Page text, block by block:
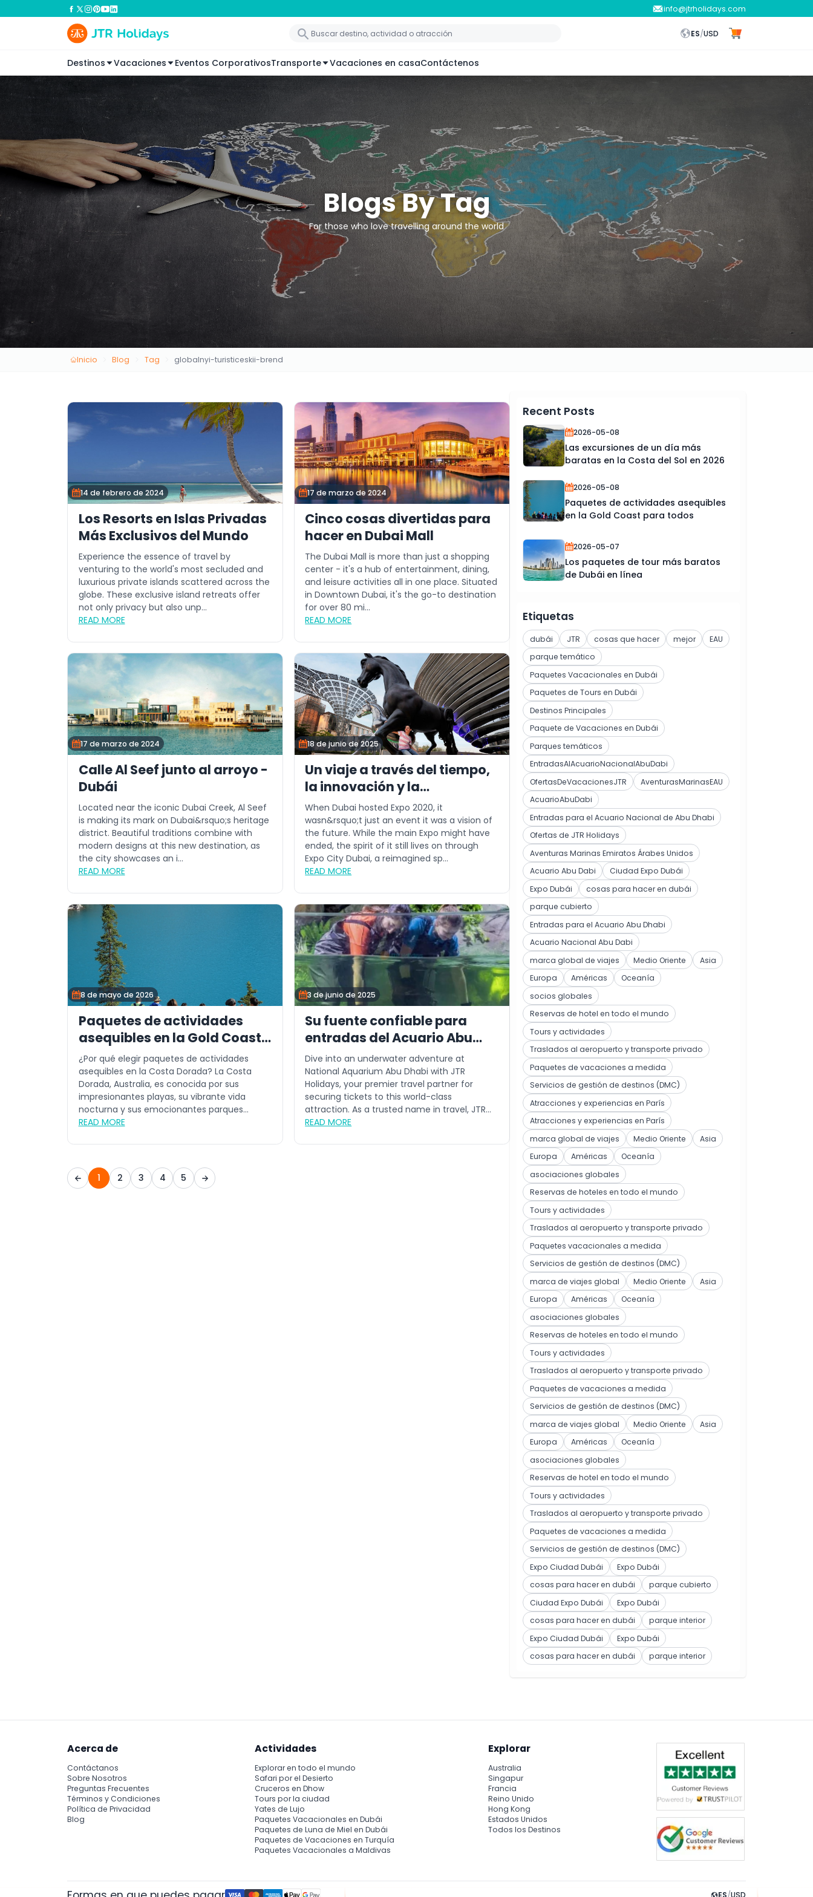
info@jtrholidays.com
ES/USD
Destinos Vacaciones Eventos CorporativosTransporte Vacaciones en casaContáctenos
Blogs By Tag
For those who love travelling around the world
Inicio Blog Tag globalnyi-turisticeskii-brend
14 de febrero de 2024
Los Resorts en Islas Privadas
Más Exclusivos del Mundo
Experience the essence of travel by
venturing to the world's most secluded and
luxurious private islands scattered across the
globe. These exclusive island retreats offer
not only privacy but also unp...
READ MORE
17 de marzo de 2024
Cinco cosas divertidas para
hacer en Dubai Mall
The Dubai Mall is more than just a shopping
center - it's a hub of entertainment, dining,
and leisure activities all in one place. Situated
in Downtown Dubai, it's the go-to destination
for over 80 mi...
READ MORE
17 de marzo de 2024
Calle Al Seef junto al arroyo -
Dubái
Located near the iconic Dubai Creek, Al Seef
is making its mark on Dubai&rsquo;s heritage
district. Beautiful traditions combine with
modern designs at this new destination, as
the city showcases an i...
READ MORE
18 de junio de 2025
Un viaje a través del tiempo,
la innovación y la
sostenibilidad: por qué este
verano es el mejor momento
para visitar Expo City Dubái
When Dubai hosted Expo 2020, it
wasn&rsquo;t just an event it was a vision of
the future. While the main Expo might have
ended, the spirit of it still lives on through
Expo City Dubai, a reimagined sp...
READ MORE
8 de mayo de 2026
Paquetes de actividades
asequibles en la Gold Coast
para todos
¿Por qué elegir paquetes de actividades
asequibles en la Costa Dorada? La Costa
Dorada, Australia, es conocida por sus
impresionantes playas, su vibrante vida
nocturna y sus emocionantes parques
temát...
READ MORE
3 de junio de 2025
Su fuente confiable para
entradas del Acuario Abu
Dabi
Dive into an underwater adventure at
National Aquarium Abu Dhabi with JTR
Holidays, your premier travel partner for
securing tickets to this world-class
attraction. As a trusted name in travel, JTR
Ho...
READ MORE
1 2 3 4 5
Recent Posts
2026-05-08
Las excursiones de un día más
baratas en la Costa del Sol en 2026
2026-05-08
Paquetes de actividades asequibles
en la Gold Coast para todos
2026-05-07
Los paquetes de tour más baratos
de Dubái en línea
Etiquetas
dubái JTR cosas que hacer mejor
EAU
parque temático
Paquetes Vacacionales en Dubái
Paquetes de Tours en Dubái
Destinos Principales
Paquete de Vacaciones en Dubái
Parques temáticos
EntradasAlAcuarioNacionalAbuDabi
OfertasDeVacacionesJTR
AventurasMarinasEAU
AcuarioAbuDabi
Entradas para el Acuario Nacional de Abu Dhabi
Ofertas de JTR Holidays
Aventuras Marinas Emiratos Árabes Unidos
Acuario Abu Dabi
Ciudad Expo Dubái
Expo Dubái
cosas para hacer en dubái
parque cubierto
Entradas para el Acuario Abu Dhabi
Acuario Nacional Abu Dabi
marca global de viajes
Medio Oriente
Asia
Europa
Américas
Oceanía
socios globales
Reservas de hotel en todo el mundo
Tours y actividades
Traslados al aeropuerto y transporte privado
Paquetes de vacaciones a medida
Servicios de gestión de destinos (DMC)
Atracciones y experiencias en París
Atracciones y experiencias en París
marca global de viajes
Medio Oriente
Asia
Europa
Américas
Oceanía
asociaciones globales
Reservas de hoteles en todo el mundo
Tours y actividades
Traslados al aeropuerto y transporte privado
Paquetes vacacionales a medida
Servicios de gestión de destinos (DMC)
marca de viajes global
Medio Oriente
Asia
Europa
Américas
Oceanía
asociaciones globales
Reservas de hoteles en todo el mundo
Tours y actividades
Traslados al aeropuerto y transporte privado
Paquetes de vacaciones a medida
Servicios de gestión de destinos (DMC)
marca de viajes global
Medio Oriente
Asia
Europa
Américas
Oceanía
asociaciones globales
Reservas de hotel en todo el mundo
Tours y actividades
Traslados al aeropuerto y transporte privado
Paquetes de vacaciones a medida
Servicios de gestión de destinos (DMC)
Expo Ciudad Dubái
Expo Dubái
cosas para hacer en dubái
parque cubierto
Ciudad Expo Dubái
Expo Dubái
cosas para hacer en dubái
parque interior
Expo Ciudad Dubái
Expo Dubái
cosas para hacer en dubái
parque interior
Acerca de
Contáctanos
Sobre Nosotros
Preguntas Frecuentes
Términos y Condiciones
Política de Privacidad
Blog
Actividades
Explorar en todo el mundo
Safari por el Desierto
Cruceros en Dhow
Tours por la ciudad
Yates de Lujo
Paquetes Vacacionales en Dubái
Paquetes de Luna de Miel en Dubái
Paquetes de Vacaciones en Turquía
Paquetes Vacacionales a Maldivas
Explorar
Australia
Singapur
Francia
Reino Unido
Hong Kong
Estados Unidos
Todos los Destinos